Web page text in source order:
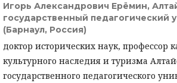
Игорь Александрович Ерёмин,
государственный педагогический
(Барнаул, Россия)
доктор исторических наук, профессор
культурного наследия и туризма
государственного педагогического